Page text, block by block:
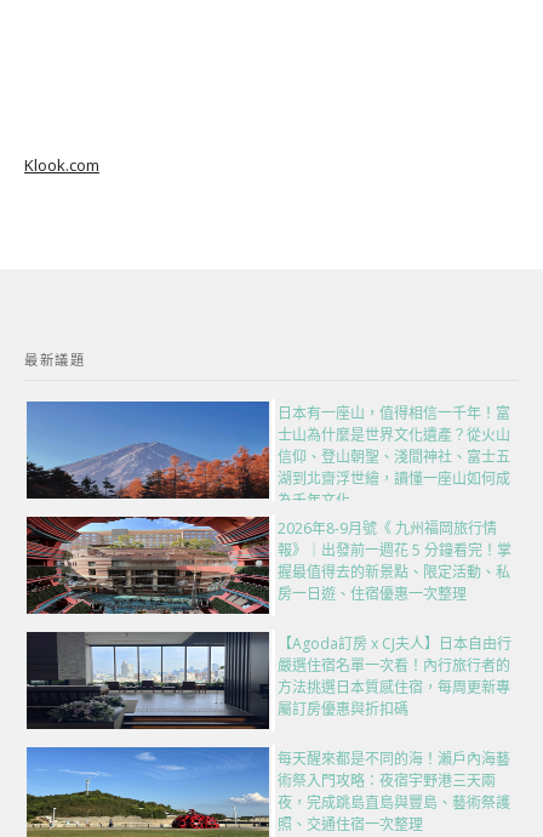
Klook.com
最新議題
日本有一座山，值得相信一千年！富
士山為什麼是世界文化遺產？從火山
信仰、登山朝聖、淺間神社、富士五
湖到北齋浮世繪，讀懂一座山如何成
為千年文化
2026年8-9月號《 九州福岡旅行情
報》｜出發前一週花 5 分鐘看完！掌
握最值得去的新景點、限定活動、私
房一日遊、住宿優惠一次整理
【Agoda訂房 x CJ夫人】日本自由行
嚴選住宿名單一次看！內行旅行者的
方法挑選日本質感住宿，每周更新專
屬訂房優惠與折扣碼
每天醒來都是不同的海！瀨戶內海藝
術祭入門攻略：夜宿宇野港三天兩
夜，完成跳島直島與豐島、藝術祭護
照、交通住宿一次整理